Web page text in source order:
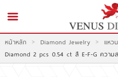
เข้าสู่ระบบ สมัคร
หน้าหลัก > Diamond Jewelry > แหว
Diamond 2 pcs 0.54 ct สี E-F-G ความ